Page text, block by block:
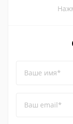
Ваше имя*
Ваш email*